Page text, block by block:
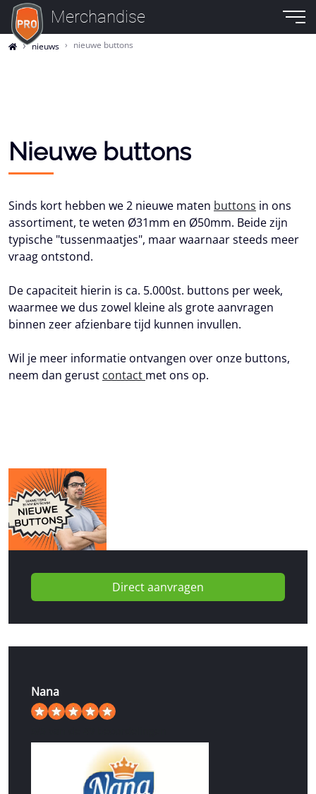
Merchandise
nieuws nieuwe buttons
Nieuwe buttons
Sinds kort hebben we 2 nieuwe maten buttons in ons
assortiment, te weten Ø31mm en Ø50mm. Beide zijn
typische "tussenmaatjes", maar waarnaar steeds meer
vraag ontstond.
De capaciteit hierin is ca. 5.000st. buttons per week,
waarmee we dus zowel kleine als grote aanvragen
binnen zeer afzienbare tijd kunnen invullen.
Wil je meer informatie ontvangen over onze buttons,
neem dan gerust contact met ons op.
Direct aanvragen
Nana